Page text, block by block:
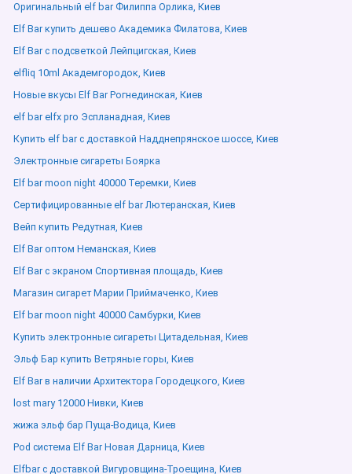
Оригинальный elf bar Филиппа Орлика, Киев
Elf Bar купить дешево Академика Филатова, Киев
Elf Bar с подсветкой Лейпцигская, Киев
elfliq 10ml Академгородок, Киев
Новые вкусы Elf Bar Рогнединская, Киев
elf bar elfx pro Эспланадная, Киев
Купить elf bar с доставкой Надднепрянское шоссе, Киев
Электронные сигареты Боярка
Elf bar moon night 40000 Теремки, Киев
Сертифицированные elf bar Лютеранская, Киев
Вейп купить Редутная, Киев
Elf Bar оптом Неманская, Киев
Elf Bar с экраном Спортивная площадь, Киев
Магазин сигарет Марии Приймаченко, Киев
Elf bar moon night 40000 Самбурки, Киев
Купить электронные сигареты Цитадельная, Киев
Эльф Бар купить Ветряные горы, Киев
Elf Bar в наличии Архитектора Городецкого, Киев
lost mary 12000 Нивки, Киев
жижа эльф бар Пуща-Водица, Киев
Pod система Elf Bar Новая Дарница, Киев
Elfbar с доставкой Вигуровщина-Троещина, Киев